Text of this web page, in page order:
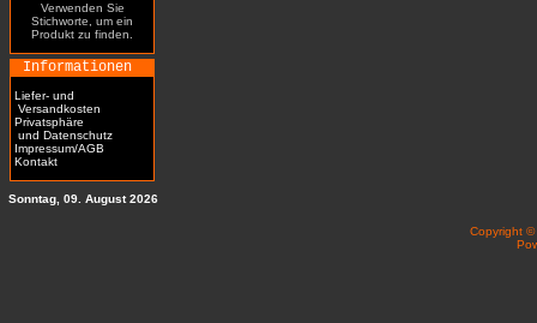
Verwenden Sie
Stichworte, um ein
Produkt zu finden.
Informationen
Liefer- und
Versandkosten
Privatsphäre
und Datenschutz
Impressum/AGB
Kontakt
Sonntag, 09. August 2026
Copyright